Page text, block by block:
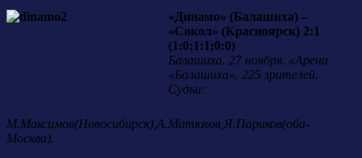
«Динамо» (Балашиха) –
«Сокол» (Красноярск) 2:1
(1:0;1:1;0:0)
Балашиха. 27 ноября. «Арена
«Балашиха». 225 зрителей.
Судьи:
М.Максимов(Новосибирск),А.Матюхов,Я.Париков(оба-
Москва).